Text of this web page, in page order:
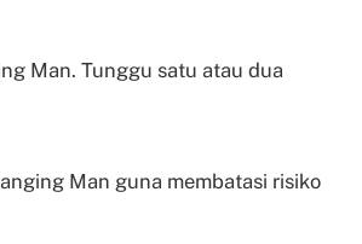
Man. Tunggu satu atau dua
Man guna membatasi risiko